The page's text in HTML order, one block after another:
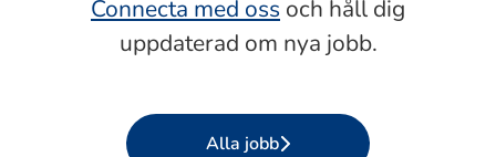
Connecta med oss och håll dig
uppdaterad om nya jobb.
Alla jobb